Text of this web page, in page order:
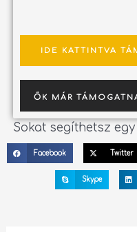
IDE KATTINTVA
ŐK MÁR
Sokat segíthetsz
Facebook Twitter
Skype